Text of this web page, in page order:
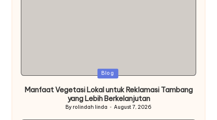
Posted
Blog
Manfaat Vegetasi Lokal untuk Reklamasi Tambang
yang Lebih Berkelanjutan
Posted
By rolindah linda August 7, 2026